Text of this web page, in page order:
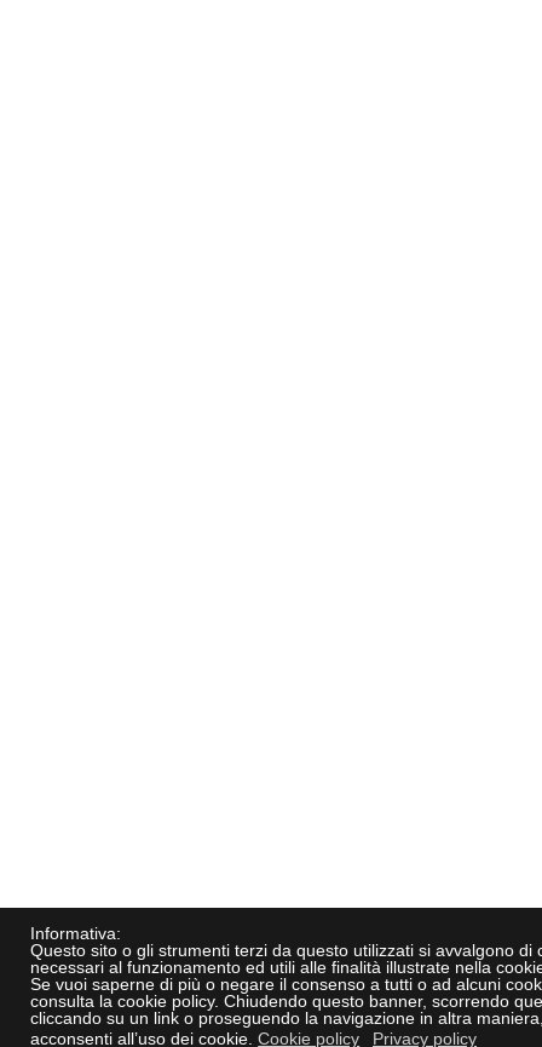
Informativa:
Questo sito o gli strumenti terzi da questo utilizzati si avvalgono di
necessari al funzionamento ed utili alle finalità illustrate nella
Se vuoi saperne di più o negare il consenso a tutti o ad alcuni
consulta la cookie policy. Chiudendo questo banner, scorrendo
cliccando su un link o proseguendo la navigazione in altra
acconsenti all’uso dei cookie. Cookie policy Privacy policy